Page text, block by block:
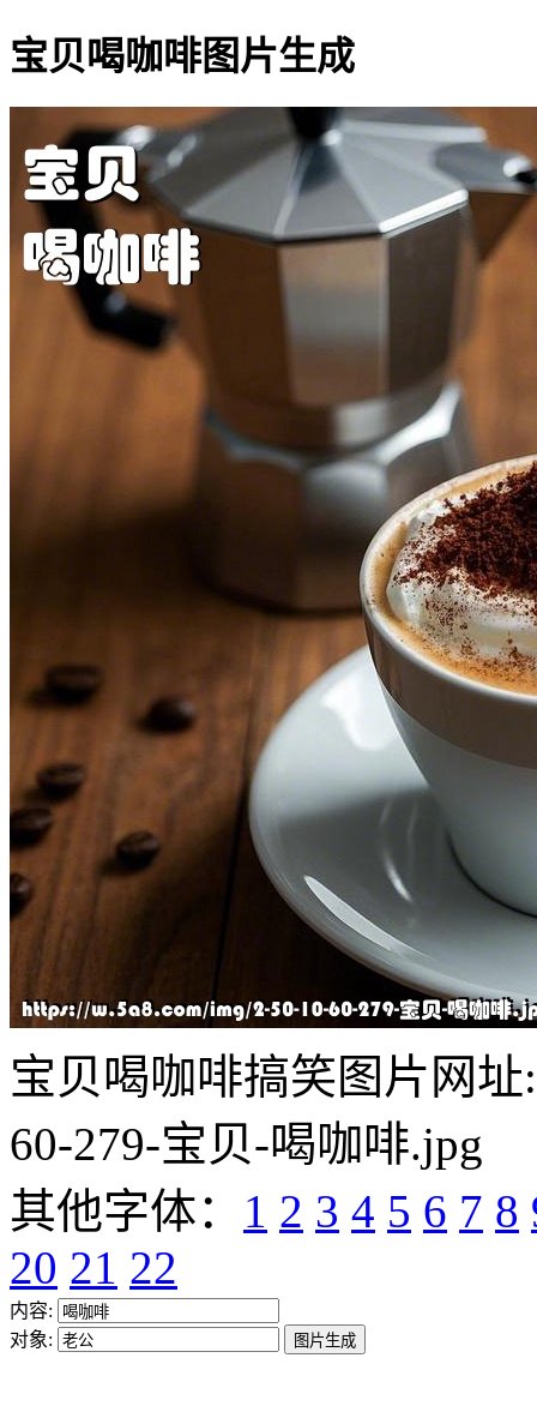
宝贝喝咖啡图片生成
宝贝喝咖啡搞笑图片网址
60-279-宝贝-喝咖啡.jpg
其他字体： 1 2 3 4 5 6 7 8
20 21 22
内容:
对象: